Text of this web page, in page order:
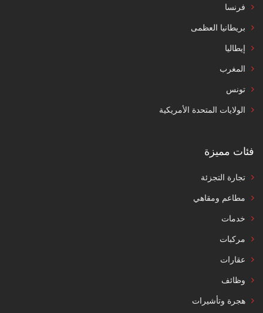
فرنسا
بريطانيا العظمى
إيطاليا
المغرب
تونس
الولايات المتحدة الأمريكية
فئات مميزة
تجارة التجزئة
مطاعم ومقاهي
خدمات
مركبات
عقارات
وظائف
هجرة وتأشيرات